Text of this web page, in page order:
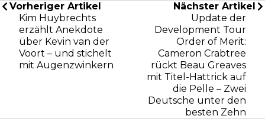
Vorheriger Artikel
Kim Huybrechts
erzählt Anekdote
über Kevin van der
Voort – und stichelt
mit Augenzwinkern
Nächster Artikel
Update der
Development Tour
Order of Merit:
Cameron Crabtree
rückt Beau Greaves
mit Titel-Hattrick auf
die Pelle – Zwei
Deutsche unter den
besten Zehn